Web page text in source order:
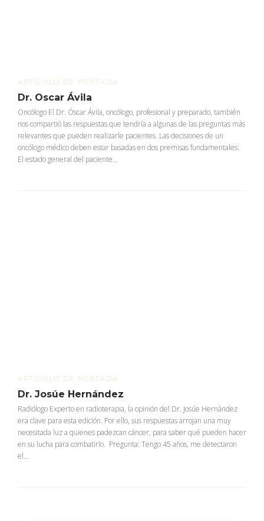
ARTÍCULO DE PORTADA
Dr. Oscar Ávila
Oncólogo El Dr. Óscar Ávila, oncólogo, profesional y preparado, también
nos compartió las respuestas que tendría a algunas de las preguntas más
relevantes que pueden realizarle pacientes. Las decisiones de un
oncólogo médico deben estar basadas en dos premisas fundamentales:
El estado general del paciente...
ARTÍCULO DE PORTADA
Dr. Josúe Hernández
Radiólogo Experto en radioterapia, la opinión del Dr. Josúe Hernández
era clave para esta edición. Por ello, sus respuestas arrojan una muy
necesitada luz a quienes padezcan cáncer, para saber qué pueden hacer
en su lucha para combatirlo. Pregunta: Tengo 45 años, me detectaron
el...